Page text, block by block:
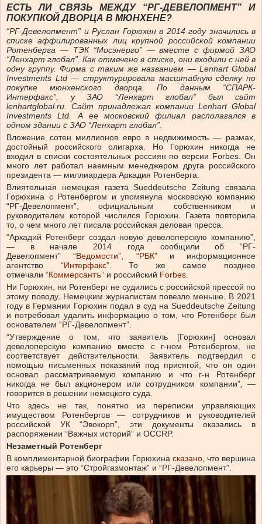
ЕСТЬ ЛИ СВЯЗЬ МЕЖДУ “РГ-ДЕВЕЛОПМЕНТ” И
ПОКУПКОЙ ДВОРЦА В МЮНХЕНЕ?
“РГ-Девелопмент” и Руслан Горюхин в 2014 году значились в
списке аффилированных лиц крупной российской компании
Ротенберга — ТЭК “Мосэнерго” — вместе с фирмой ЗАО
“Ленхарт глобал”. Как отмечено в списке, они входили с ней в
одну группу. Фирма с таким же названием — Lenhart Global
Investments Ltd — структурировала масштабную сделку по
покупке мюнхенского дворца. По данным “СПАРК-
Интерфакс”, у ЗАО “Ленхарт глобал” был сайт
lenhartglobal.ru. Сайт принадлежал компании Lenhart Global
Investments Ltd. А ее московский филиал располагался в
одном здании с ЗАО “Ленхарт глобал”.
Вложение сотен миллионов евро в недвижимость — размах,
достойный российского олигарха. Но Горюхин никогда не
входил в списки состоятельных россиян по версии Forbes. Он
много лет работал наемным менеджером друга российского
президента — миллиардера Аркадия Ротенберга.
Влиятельная немецкая газета Sueddeutsche Zeitung связала
Горюхина с Ротенбергом и упомянула московскую компанию
“РГ-Девелопмент”, официальным собственником и
руководителем которой числился Горюхин. Газета повторила
то, о чем много лет писала российская деловая пресса.
“Аркадий Ротенберг создал новую девелоперскую компанию”,
— в начале 2014 года сообщили об “РГ-
Девелопмент”“Ведомости”, “РБК”и информационное
агентство “Интерфакс”. То же самое позднее
отмечали “Коммерсантъ” и российский Forbes.
Ни Горюхин, ни Ротенберг не судились с российской прессой по
этому поводу. Немецким журналистам повезло меньше. В 2021
году в Германии Горюхин подал в суд на Sueddeutsche Zeitung
и потребовал удалить информацию о том, что Ротенберг был
основателем “РГ-Девелопмент”.
“Утверждение о том, что заявитель [Горюхин] основал
девелоперскую компанию вместе с г-ном Ротенбергом, не
соответствует действительности. Заявитель подтвердил с
помощью письменных показаний под присягой, что он один
основал рассматриваемую компанию и что г-н Ротенберг
никогда не был акционером или сотрудником компании”, —
говорится в решении немецкого суда.
Что здесь не так, понятно из переписки управляющих
имуществом Ротенбергов — сотрудников и руководителей
российской УК “Эвокорп”, эти документы оказались в
распоряжении “Важных историй” и OCCRP.
Незаметный Ротенберг
В комплиментарной биографии Горюхина сказано, что вершина
его карьеры — это “Стройгазмонтаж” и “РГ-Девелопмент”.